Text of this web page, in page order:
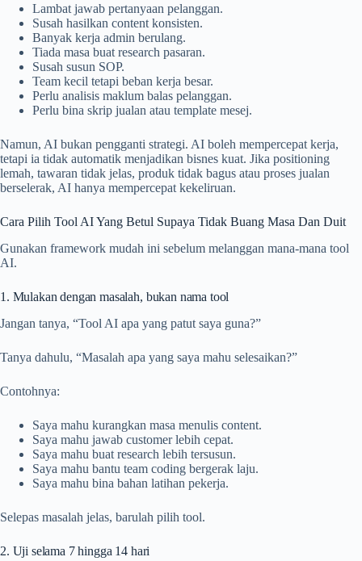
Lambat jawab pertanyaan pelanggan.
Susah hasilkan content konsisten.
Banyak kerja admin berulang.
Tiada masa buat research pasaran.
Susah susun SOP.
Team kecil tetapi beban kerja besar.
Perlu analisis maklum balas pelanggan.
Perlu bina skrip jualan atau template mesej.
Namun, AI bukan pengganti strategi. AI boleh mempercepat kerja,
tetapi ia tidak automatik menjadikan bisnes kuat. Jika positioning
lemah, tawaran tidak jelas, produk tidak bagus atau proses jualan
berselerak, AI hanya mempercepat kekeliruan.
Cara Pilih Tool AI Yang Betul Supaya Tidak Buang Masa Dan Duit
Gunakan framework mudah ini sebelum melanggan mana-mana tool
AI.
1. Mulakan dengan masalah, bukan nama tool
Jangan tanya, “Tool AI apa yang patut saya guna?”
Tanya dahulu, “Masalah apa yang saya mahu selesaikan?”
Contohnya:
Saya mahu kurangkan masa menulis content.
Saya mahu jawab customer lebih cepat.
Saya mahu buat research lebih tersusun.
Saya mahu bantu team coding bergerak laju.
Saya mahu bina bahan latihan pekerja.
Selepas masalah jelas, barulah pilih tool.
2. Uji selama 7 hingga 14 hari